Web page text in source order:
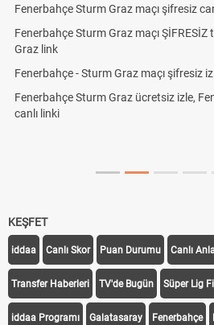
şifresiz canlı yayın izle
ŞİFRESİZ tv100 İZLE, FB Sturm
şifresiz izle canlı tv100 linki
izle, Fener Sturm Graz maçı
KEŞFET
iddaa Canlı Skor Puan Durumu Canlı
Transfer Haberleri TV'de Bugün Süper Lig
iddaa Programı Galatasaray Fenerbahçe